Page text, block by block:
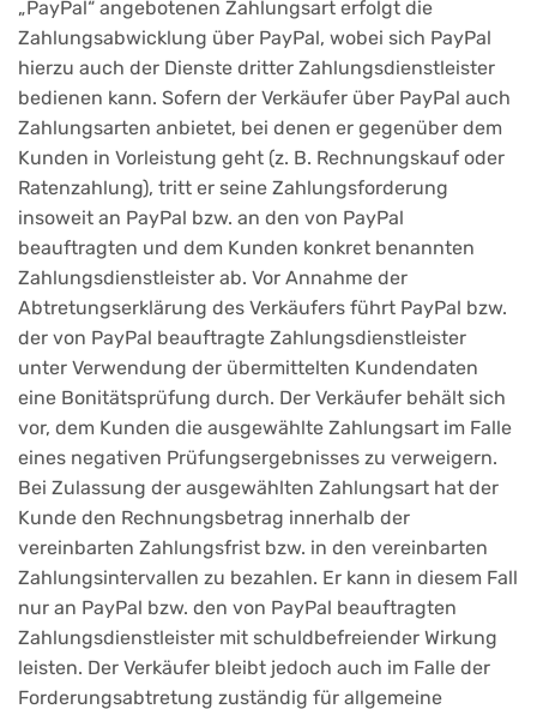
„PayPal“ angebotenen Zahlungsart erfolgt die
Zahlungsabwicklung über PayPal, wobei sich PayPal
hierzu auch der Dienste dritter Zahlungsdienstleister
bedienen kann. Sofern der Verkäufer über PayPal auch
Zahlungsarten anbietet, bei denen er gegenüber dem
Kunden in Vorleistung geht (z. B. Rechnungskauf oder
Ratenzahlung), tritt er seine Zahlungsforderung
insoweit an PayPal bzw. an den von PayPal
beauftragten und dem Kunden konkret benannten
Zahlungsdienstleister ab. Vor Annahme der
Abtretungserklärung des Verkäufers führt PayPal bzw.
der von PayPal beauftragte Zahlungsdienstleister
unter Verwendung der übermittelten Kundendaten
eine Bonitätsprüfung durch. Der Verkäufer behält sich
vor, dem Kunden die ausgewählte Zahlungsart im Falle
eines negativen Prüfungsergebnisses zu verweigern.
Bei Zulassung der ausgewählten Zahlungsart hat der
Kunde den Rechnungsbetrag innerhalb der
vereinbarten Zahlungsfrist bzw. in den vereinbarten
Zahlungsintervallen zu bezahlen. Er kann in diesem Fall
nur an PayPal bzw. den von PayPal beauftragten
Zahlungsdienstleister mit schuldbefreiender Wirkung
leisten. Der Verkäufer bleibt jedoch auch im Falle der
Forderungsabtretung zuständig für allgemeine